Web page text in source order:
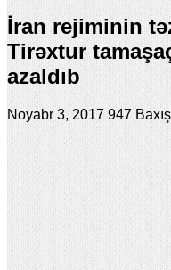
İran rejiminin
Tirəxtur
azaldıb
Noyabr 3, 2017 947 Baxış